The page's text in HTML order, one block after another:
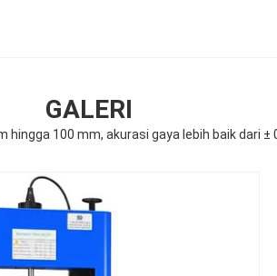
GALERI
100 mm, akurasi gaya lebih baik dari